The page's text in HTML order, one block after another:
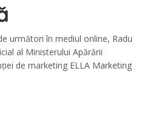
următori în mediul online, Radu
al Ministerului Apărării
de marketing ELLA Marketing